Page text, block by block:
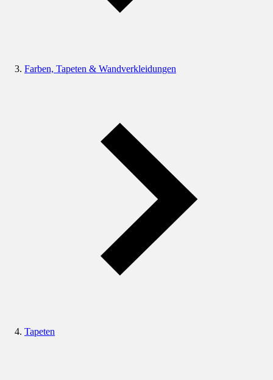
Farben, Tapeten & Wandverkleidungen
Tapeten